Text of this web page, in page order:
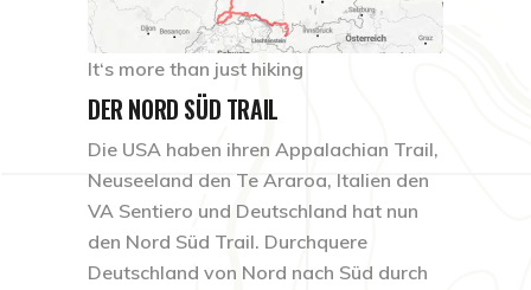
It‘s more than just hiking
DER NORD SÜD TRAIL
Die USA haben ihren Appalachian Trail,
Neuseeland den Te Araroa, Italien den
VA Sentiero und Deutschland hat nun
den Nord Süd Trail. Durchquere
Deutschland von Nord nach Süd durch